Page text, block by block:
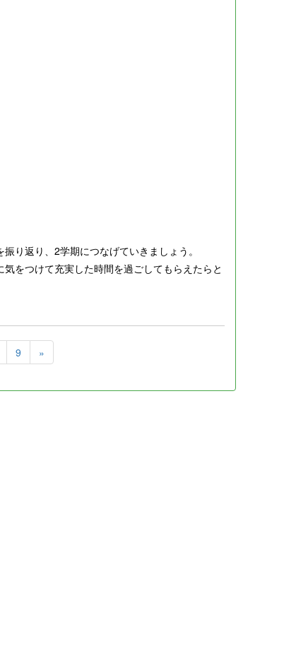
り返り、2学期につなげていきましょう。
をつけて充実した時間を過ごしてもらえたらと
9 »